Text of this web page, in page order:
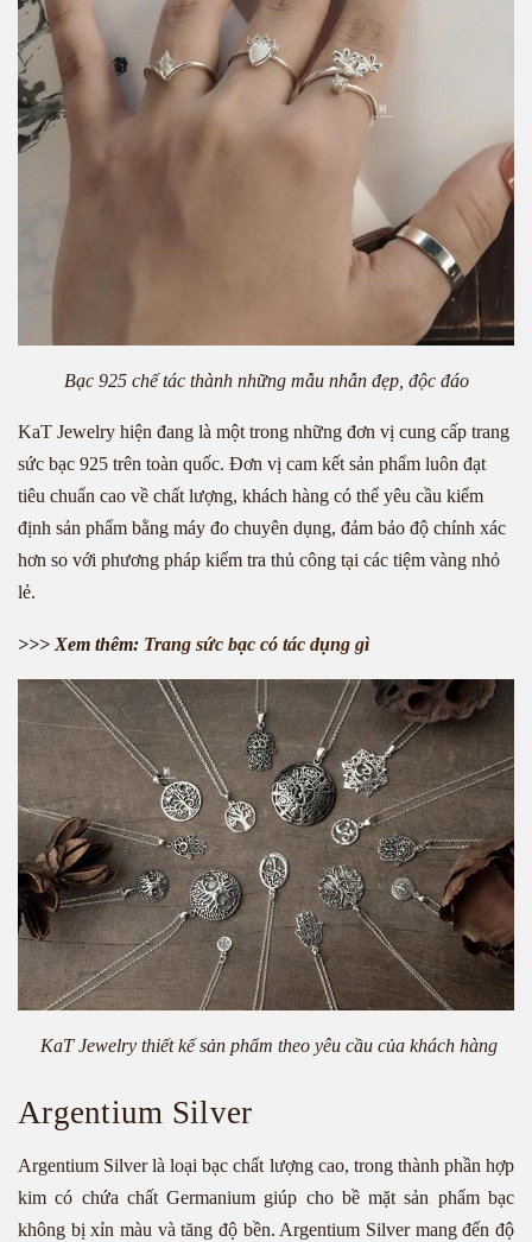
Bạc 925 chế tác thành những mẫu nhẫn đẹp, độc đáo
KaT Jewelry hiện đang là một trong những đơn vị cung cấp trang
sức bạc 925 trên toàn quốc. Đơn vị cam kết sản phẩm luôn đạt
tiêu chuẩn cao về chất lượng, khách hàng có thể yêu cầu kiểm
định sản phẩm bằng máy đo chuyên dụng, đảm bảo độ chính xác
hơn so với phương pháp kiểm tra thủ công tại các tiệm vàng nhỏ
lẻ.
>>> Xem thêm: Trang sức bạc có tác dụng gì
KaT Jewelry thiết kế sản phẩm theo yêu cầu của khách hàng
Argentium Silver
Argentium Silver là loại bạc chất lượng cao, trong thành phần hợp
kim có chứa chất Germanium giúp cho bề mặt sản phẩm bạc
không bị xỉn màu và tăng độ bền. Argentium Silver mang đến độ